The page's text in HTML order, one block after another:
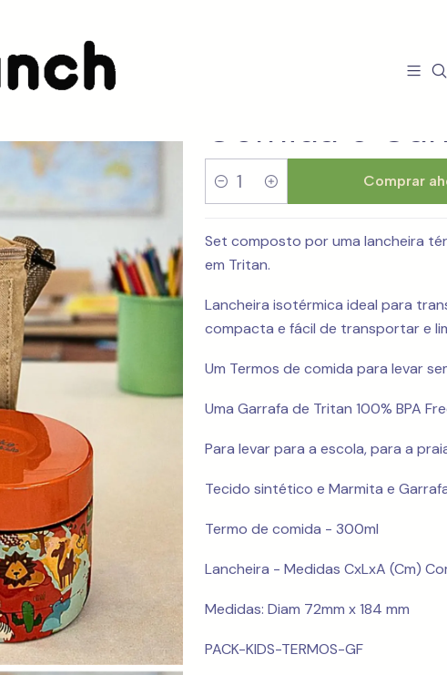
Pack
Comida e
Cantidad
Comprar
Set composto por uma lancheira
em Tritan.
Lancheira isotérmica ideal para
compacta e fácil de transportar e
Um Termos de comida para levar
Uma Garrafa de Tritan 100% BPA
Para levar para a escola, para a
Tecido sintético e Marmita e Garrafa
Termo de comida - 300ml
Lancheira - Medidas CxLxA (Cm)
Medidas: Diam 72mm x 184 mm
PACK-KIDS-TERMOS-GF